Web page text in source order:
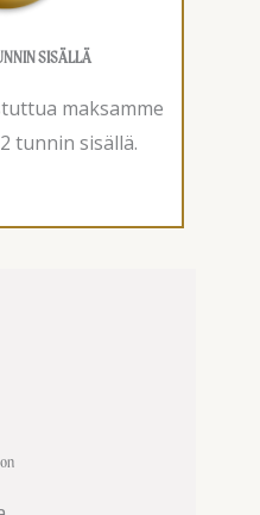
SISÄLLÄ
maksamme
tunnin sisällä.